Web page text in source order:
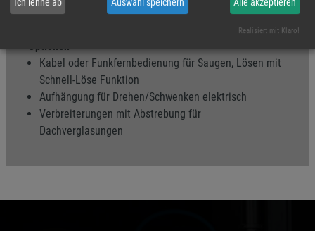
Eigengewicht
Optionen
Kabel oder Funkfernbedienung für Saugen, Lösen mit
Schnell-Löse Funktion
Aufhängung für Drehen/Schwenken elektrisch
Verbreiterungen mit Abstrebung für
Dachverglasungen
Realisiert mit Klaro!